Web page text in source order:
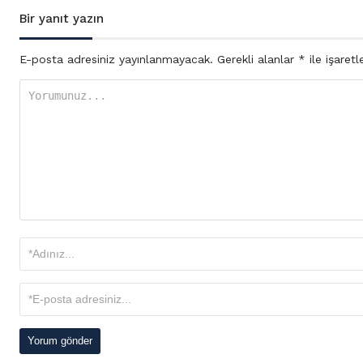
Bir yanıt yazın
E-posta adresiniz yayınlanmayacak. Gerekli alanlar * ile